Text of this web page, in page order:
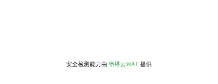
安全检测能力由 堡塔云WAF 提供